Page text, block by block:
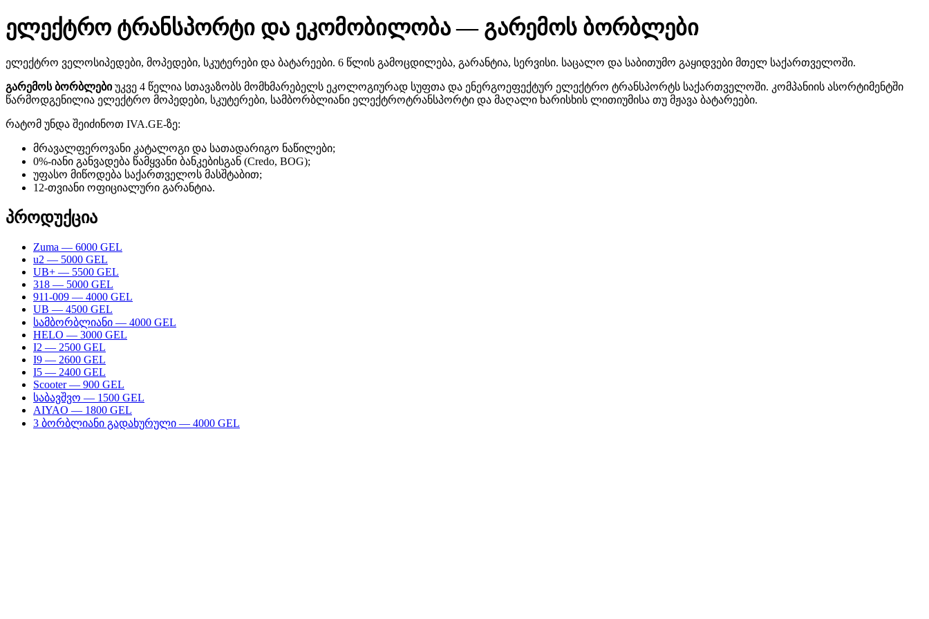
ელექტრო ტრანსპორტი და ეკომობილობა — გარემოს ბორბლები
ელექტრო ველოსიპედები, მოპედები, სკუტერები და ბატარეები. 6 წლის გამოცდილება, გარანტია, სერვისი. საცალო და საბითუმო გაყიდვები მთელ საქართველოში.
გარემოს ბორბლებიუკვე 4 წელია სთავაზობს მომხმარებელს ეკოლოგიურად სუფთა და ენერგოეფექტურ ელექტრო ტრანსპორტს საქართველოში. კომპანიის ასორტიმენტში
წარმოდგენილია ელექტრო მოპედები, სკუტერები, სამბორბლიანი ელექტროტრანსპორტი და მაღალი ხარისხის ლითიუმისა თუ მჟავა ბატარეები.
რატომ უნდა შეიძინოთ IVA.GE-ზე:
მრავალფეროვანი კატალოგი და სათადარიგო ნაწილები;
0%-იანი განვადება წამყვანი ბანკებისგან (Credo, BOG);
უფასო მიწოდება საქართველოს მასშტაბით;
12-თვიანი ოფიციალური გარანტია.
პროდუქცია
Zuma — 6000 GEL
u2 — 5000 GEL
UB+ — 5500 GEL
318 — 5000 GEL
911-009 — 4000 GEL
UB — 4500 GEL
სამბორბლიანი — 4000 GEL
HELO — 3000 GEL
I2 — 2500 GEL
I9 — 2600 GEL
I5 — 2400 GEL
Scooter — 900 GEL
საბავშვო — 1500 GEL
AIYAO — 1800 GEL
3 ბორბლიანი გადახურული — 4000 GEL